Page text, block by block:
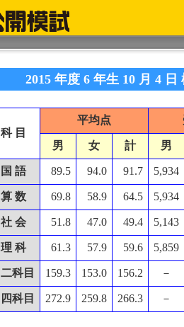
2015 年度 6 年生 10 月 4 日
科 目
平均点
男 女 計 男
国 語 89.5 94.0 91.7 5,934
算 数 69.8 58.9 64.5 5,934
社 会 51.8 47.0 49.4 5,143
理 科 61.3 57.9 59.6 5,859
二科目 159.3 153.0 156.2 －
四科目 272.9 259.8 266.3 －